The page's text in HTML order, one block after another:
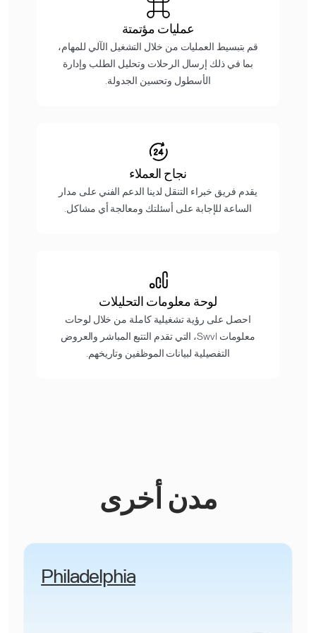
عمليات مؤتمتة
قم بتبسيط العمليات من خلال التشغيل الآلي للمهام،
بما في ذلك إرسال الرحلات وتحليل الطلب وإدارة
الأسطول وتحسين الجدولة.
نجاح العملاء
يقدم فريق خبراء التنقل لدينا الدعم الفني على مدار
الساعة للإجابة على أسئلتك ومعالجة أي مشاكل.
لوحة معلومات التحليلات
احصل على رؤية تشغيلية كاملة من خلال لوحات
معلومات Swvl، التي تقدم التتبع المباشر والعروض
التفصيلية لبيانات الموظفين وتاريخهم.
مدن أخرى
Philadelphia